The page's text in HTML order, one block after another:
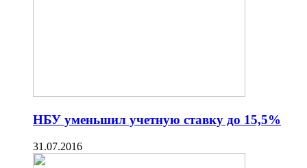
НБУ уменьшил учетную ставку до 15,5%
31.07.2016